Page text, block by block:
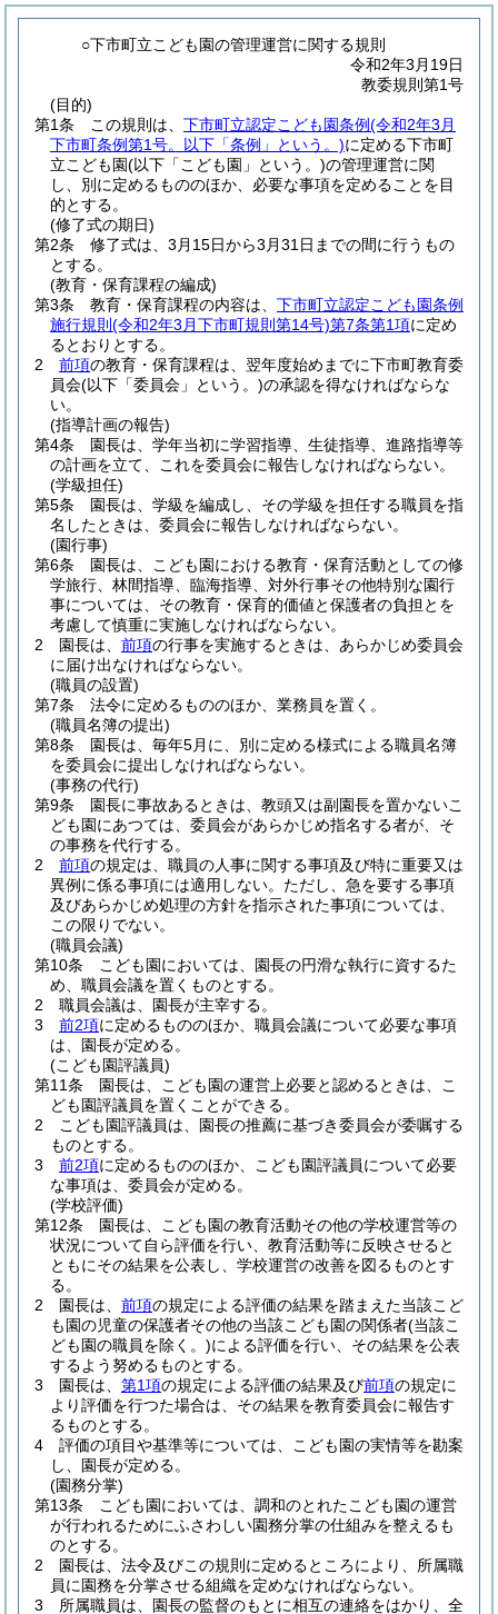
○下市町立こども園の管理運営に関する規則
令和2年3月19日
教委規則第1号
(目的)
第1条
この規則は、 下市町立認定こども園条例(令和2年3月
下市町条例第1号。以下「条例」という。)に定める下市町
立こども園(以下「こども園」という。)の管理運営に関
し、別に定めるもののほか、必要な事項を定めることを目
的とする。
(修了式の期日)
第2条
修了式は、3月15日から3月31日までの間に行うもの
とする。
(教育・保育課程の編成)
第3条
教育・保育課程の内容は、 下市町立認定こども園条例
施行規則 (令和2年3月下市町規則第14号)第7条第1項に定め
るとおりとする。
2
前項の教育・保育課程は、翌年度始めまでに下市町教育委
員会(以下「委員会」という。)の承認を得なければならな
い。
(指導計画の報告)
第4条
園長は、学年当初に学習指導、生徒指導、進路指導等
の計画を立て、これを委員会に報告しなければならない。
(学級担任)
第5条
園長は、学級を編成し、その学級を担任する職員を指
名したときは、委員会に報告しなければならない。
(園行事)
第6条
園長は、こども園における教育・保育活動としての修
学旅行、林間指導、臨海指導、対外行事その他特別な園行
事については、その教育・保育的価値と保護者の負担とを
考慮して慎重に実施しなければならない。
2
園長は、 前項の行事を実施するときは、あらかじめ委員会
に届け出なければならない。
(職員の設置)
第7条
法令に定めるもののほか、業務員を置く。
(職員名簿の提出)
第8条
園長は、毎年5月に、別に定める様式による職員名簿
を委員会に提出しなければならない。
(事務の代行)
第9条
園長に事故あるときは、教頭又は副園長を置かないこ
ども園にあつては、委員会があらかじめ指名する者が、そ
の事務を代行する。
2
前項の規定は、職員の人事に関する事項及び特に重要又は
異例に係る事項には適用しない。 ただし、急を要する事項
及びあらかじめ処理の方針を指示された事項については、
この限りでない。
(職員会議)
第10条
こども園においては、園長の円滑な執行に資するた
め、職員会議を置くものとする。
2
職員会議は、園長が主宰する。
3
前2項に定めるもののほか、職員会議について必要な事項
は、園長が定める。
(こども園評議員)
第11条
園長は、こども園の運営上必要と認めるときは、こ
ども園評議員を置くことができる。
2
こども園評議員は、園長の推薦に基づき委員会が委嘱する
ものとする。
3
前2項に定めるもののほか、こども園評議員について必要
な事項は、委員会が定める。
(学校評価)
第12条
園長は、こども園の教育活動その他の学校運営等の
状況について自ら評価を行い、教育活動等に反映させると
ともにその結果を公表し、学校運営の改善を図るものとす
る。
2
園長は、 前項の規定による評価の結果を踏まえた当該こど
も園の児童の保護者その他の当該こども園の関係者(当該こ
ども園の職員を除く。)による評価を行い、その結果を公表
するよう努めるものとする。
3
園長は、 第1項の規定による評価の結果及び前項の規定に
より評価を行つた場合は、その結果を教育委員会に報告す
るものとする。
4
評価の項目や基準等については、こども園の実情等を勘案
し、園長が定める。
(園務分掌)
第13条
こども園においては、調和のとれたこども園の運営
が行われるためにふさわしい園務分掌の仕組みを整えるも
のとする。
2
園長は、法令及びこの規則に定めるところにより、所属職
員に園務を分掌させる組織を定めなければならない。
3
所属職員は、園長の監督のもとに相互の連絡をはかり、全